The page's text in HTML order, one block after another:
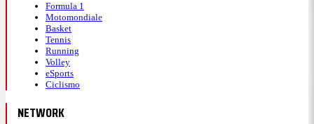
Formula 1
Motomondiale
Basket
Tennis
Running
Volley
eSports
Ciclismo
NETWORK